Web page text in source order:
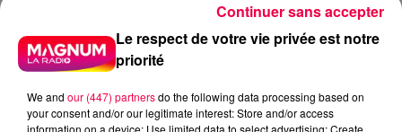
5 août 2026
Des assiettes Linvosges rappelées pour
excès de plomb
Du plomb a été détecté dans deux assiettes en
céramique vendues entre 2020 et 2022 par Linvosges.
Le respect de votre vie privée est notre
priorité
We and our (447) partnersdo the following data processing based on
your consent and/or our legitimate interest: Store and/or access
information on a device; Use limited data to select advertising; Create
Continuer sans accepter